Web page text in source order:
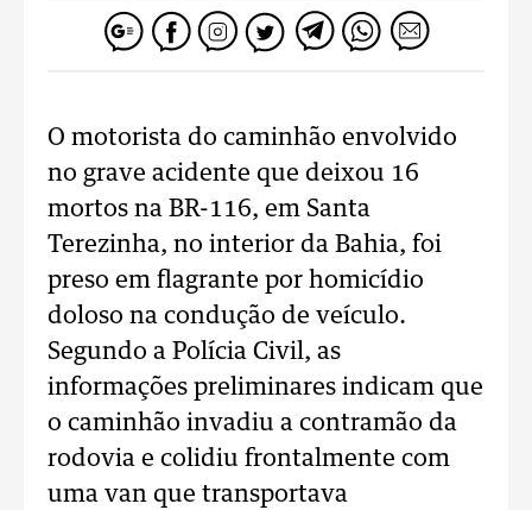
O motorista do caminhão envolvido
no grave acidente que deixou 16
mortos na BR-116, em Santa
Terezinha, no interior da Bahia, foi
preso em flagrante por homicídio
doloso na condução de veículo.
Segundo a Polícia Civil, as
informações preliminares indicam que
o caminhão invadiu a contramão da
rodovia e colidiu frontalmente com
uma van que transportava